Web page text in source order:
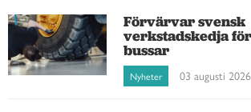
Förvärvar svensk
verkstadskedja
bussar
Nyheter 03 augusti 2026